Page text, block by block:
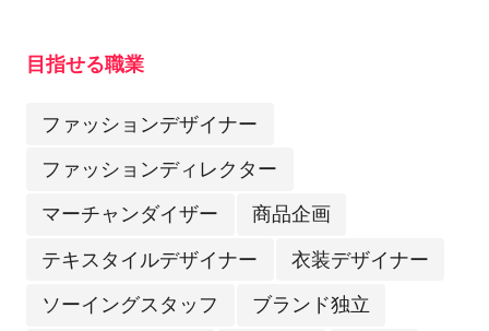
目指せる職業
ファッションデザイナー
ファッションディレクター
マーチャンダイザー 商品企画
テキスタイルデザイナー 衣装デザイナー
ソーイングスタッフ ブランド独立